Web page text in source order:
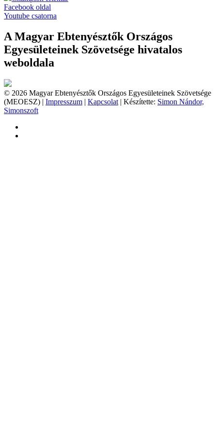
Facebook oldal
Youtube csatorna
A Magyar Ebtenyésztők Országos
Egyesületeinek Szövetsége hivatalos
weboldala
© 2026 Magyar Ebtenyésztők Országos Egyesületeinek Szövetsége
(MEOESZ) | Impresszum | Kapcsolat | Készítette: Simon Nándor,
Simonszoft